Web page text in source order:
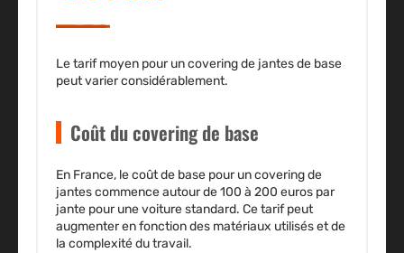
Le tarif moyen pour un covering de jantes de base
peut varier considérablement.
Coût du covering de base
En France, le coût de base pour un covering de
jantes commence autour de 100 à 200 euros par
jante pour une voiture standard. Ce tarif peut
augmenter en fonction des matériaux utilisés et de
la complexité du travail.